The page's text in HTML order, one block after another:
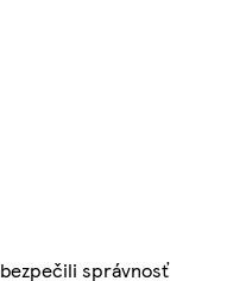
správnosť